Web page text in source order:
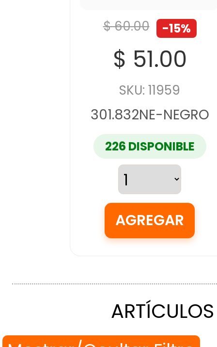
$ 60.00 -15%
$ 51.00
SKU: 11959
301.832NE-NEGRO
226 DISPONIBLE